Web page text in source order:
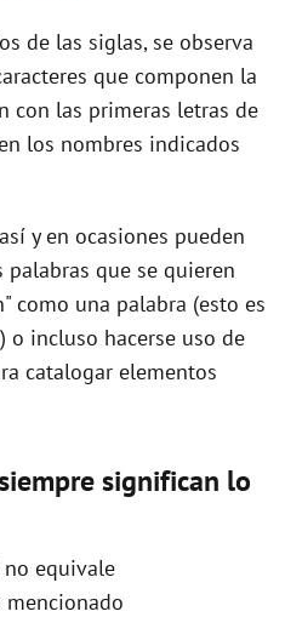
d
e
de las siglas, se observa
que componen la
con las primeras letras de
los nombres indicados
y en ocasiones pueden
palabras que se quieren
como una palabra (esto es
incluso hacerse uso de
catalogar elementos
significan lo
no equivale